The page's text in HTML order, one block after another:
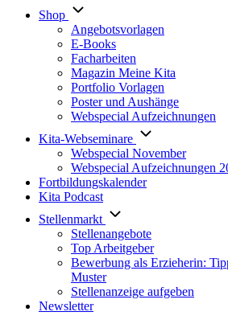
Shop
Angebotsvorlagen
E-Books
Facharbeiten
Magazin Meine Kita
Portfolio Vorlagen
Poster und Aushänge
Webspecial Aufzeichnungen
Kita-Webseminare
Webspecial November
Webspecial Aufzeichnungen
Fortbildungskalender
Kita Podcast
Stellenmarkt
Stellenangebote
Top Arbeitgeber
Bewerbung als Erzieherin:
Muster
Stellenanzeige aufgeben
Newsletter